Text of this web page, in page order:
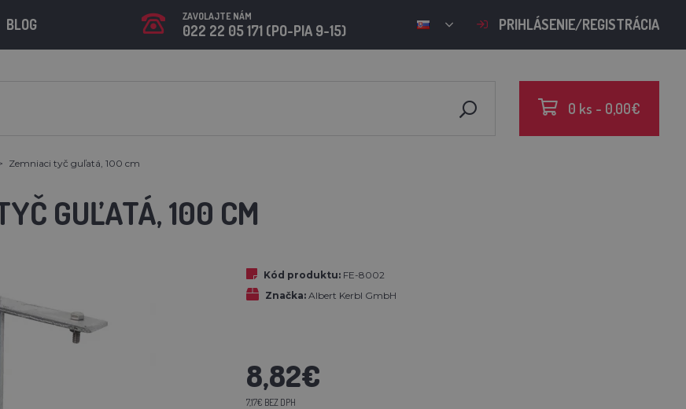
BLOG ZAVOLAJTE NÁM
022 22 05 171 (PO-PIA 9-15) PRIHLÁSENIE/REGISTRÁCIA
0 ks - 0,00€
Zemniaci tyč guľatá, 100 cm
GUĽATÁ, 100 CM
Kód produktu: FE-8002
Značka: Albert Kerbl GmbH
8,82€
7,17€ BEZ DPH